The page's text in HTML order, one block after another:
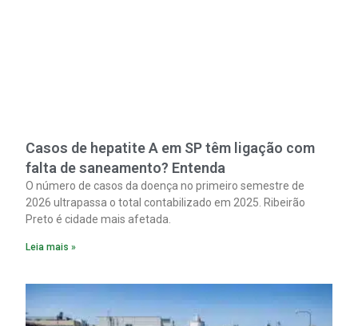
Casos de hepatite A em SP têm ligação com
falta de saneamento? Entenda
O número de casos da doença no primeiro semestre de
2026 ultrapassa o total contabilizado em 2025. Ribeirão
Preto é cidade mais afetada.
Leia mais »